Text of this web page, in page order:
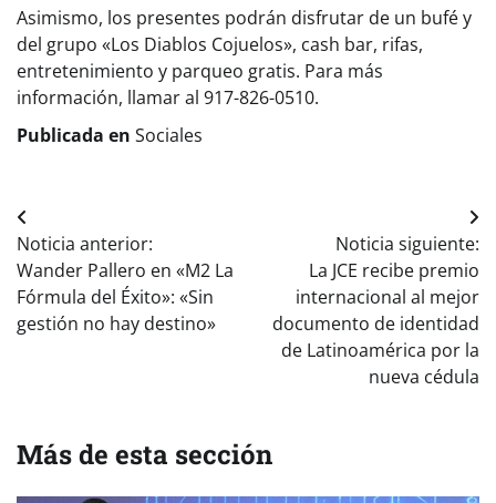
Asimismo, los presentes podrán disfrutar de un bufé y
del grupo «Los Diablos Cojuelos», cash bar, rifas,
entretenimiento y parqueo gratis. Para más
información, llamar al 917-826-0510.
Publicada en Sociales
Navegación
de
entradas
Noticia anterior:
Wander Pallero en «M2 La
Fórmula del Éxito»: «Sin
gestión no hay destino»
Noticia siguiente:
La JCE recibe premio
internacional al mejor
documento de identidad
de Latinoamérica por la
nueva cédula
Más de esta sección